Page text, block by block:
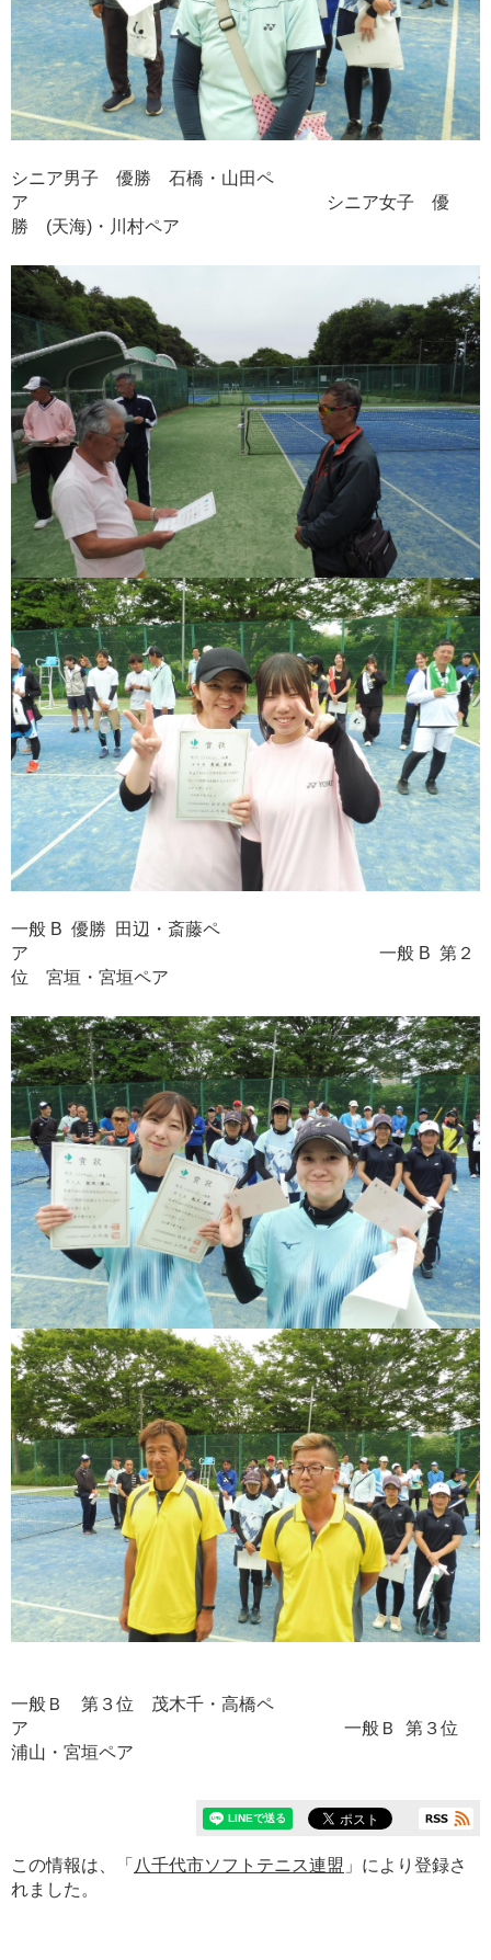
シニア男子 優勝 石橋・山田ペ
ア シニア女子 優
勝 (天海)・川村ペア
一般 B 優勝 田辺・斎藤ペ
ア 一般 B 第２
位 宮垣・宮垣ペア
一般Ｂ 第３位 茂木千・高橋ペ
ア 一般Ｂ 第３位
浦山・宮垣ペア
この情報は、「 八千代市ソフトテニス連盟 」により登録さ
れました。